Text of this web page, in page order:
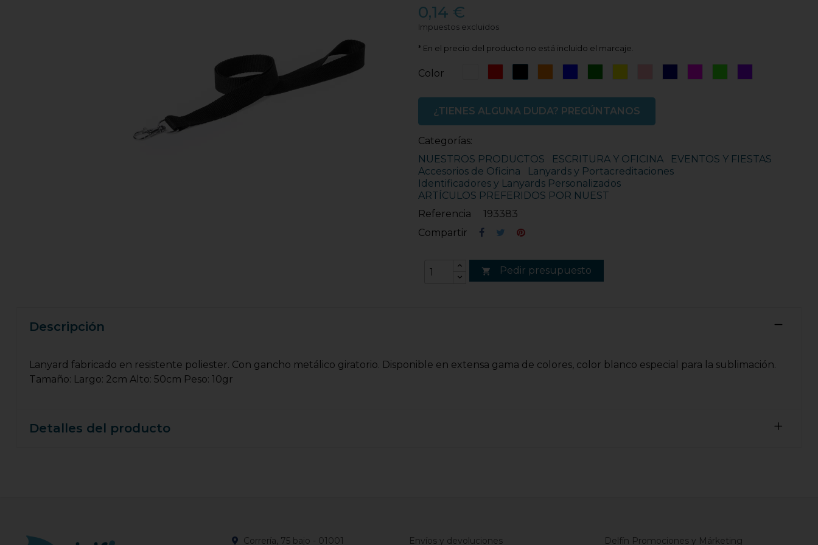
0,14 €
Impuestos excluidos
* En el precio del producto no está incluido el marcaje.
Color
MarinoFucsiaFluor
¿TIENES ALGUNA DUDA? PREGÚNTANOS
Categorías:
NUESTROS PRODUCTOS
ESCRITURA Y OFICINA
EVENTOS Y FIESTAS
Accesorios de Oficina
Lanyards y Portacreditaciones
Identificadores y Lanyards Personalizados
ARTÍCULOS PREFERIDOS POR NUEST
Referencia
193383
Compartir
 Pedir presupuesto
Descripción
Lanyard fabricado en resistente poliester. Con gancho metálico giratorio. Disponible en extensa gama de colores, color blanco especial para la sublimación.
Tamaño: Largo: 2cm Alto: 50cm Peso: 10gr
Detalles del producto
Correría, 75 bajo - 01001 Envíos y devoluciones Delfín Promociones y Márketing